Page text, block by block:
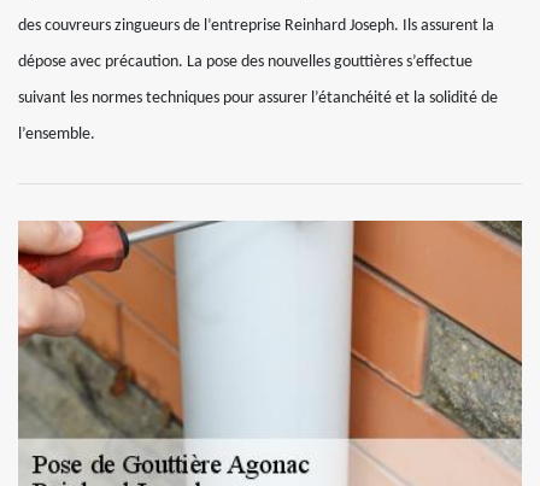
des couvreurs zingueurs de l’entreprise Reinhard Joseph. Ils assurent la
dépose avec précaution. La pose des nouvelles gouttières s’effectue
suivant les normes techniques pour assurer l’étanchéité et la solidité de
l’ensemble.